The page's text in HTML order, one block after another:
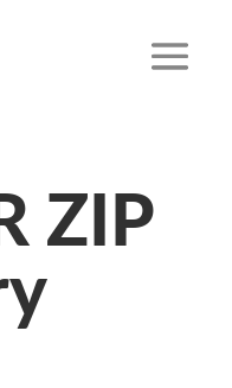
ZIP